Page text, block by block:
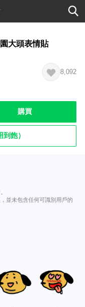
大頭表情貼
8,092
購買
飽）
並未包含任何可識別用戶的